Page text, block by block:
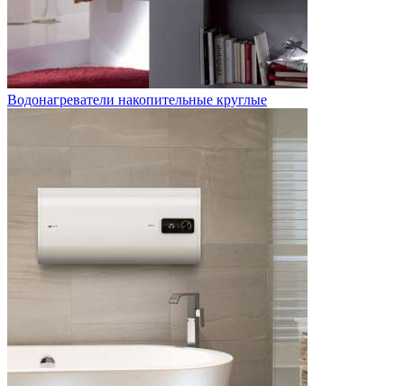
Водонагреватели накопительные круглые